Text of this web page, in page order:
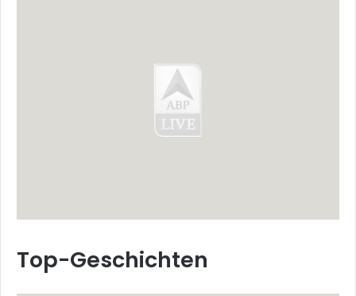
Top-Geschichten